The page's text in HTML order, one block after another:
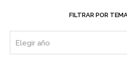
FILTRAR POR